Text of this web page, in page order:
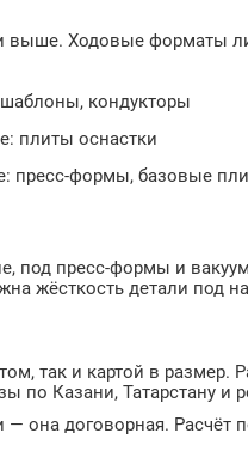
Ходовые форматы
кондукторы
плиты оснастки
пресс-формы, базовые
под пресс-формы и
жёсткость детали под
так и картой в размер.
по Казани, Татарстану и
она договорная. Расчёт